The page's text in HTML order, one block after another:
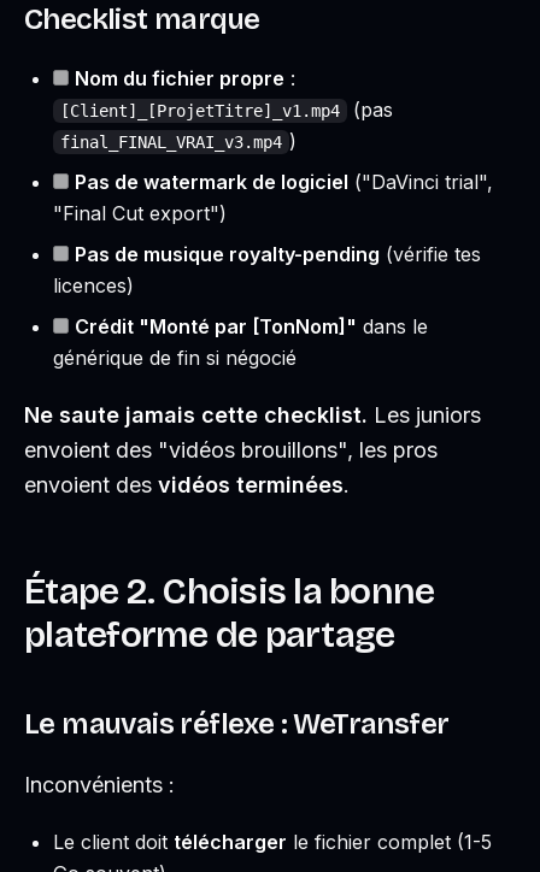
Checklist marque
Nom du fichier propre :
[Client]_[ProjetTitre]_v1.mp4 (pas
final_FINAL_VRAI_v3.mp4 )
Pas de watermark de logiciel ("DaVinci trial",
"Final Cut export")
Pas de musique royalty-pending (vérifie tes
licences)
Crédit "Monté par [TonNom]" dans le
générique de fin si négocié
Ne saute jamais cette checklist. Les juniors
envoient des "vidéos brouillons", les pros
envoient des vidéos terminées.
Étape 2. Choisis la bonne
plateforme de partage
Le mauvais réflexe : WeTransfer
Inconvénients :
Le client doit télécharger le fichier complet (1-5